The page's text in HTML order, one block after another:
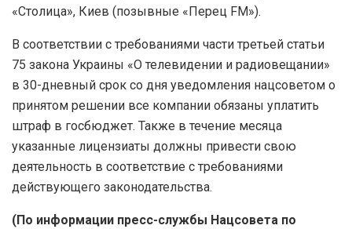
«Столица», Киев (позывные «Перец FM»).
В соответствии с требованиями части третьей статьи
75 закона Украины «О телевидении и радиовещании»
в 30-дневный срок со дня уведомления нацсоветом о
принятом решении все компании обязаны уплатить
штраф в госбюджет. Также в течение месяца
указанные лицензиаты должны привести свою
деятельность в соответствие с требованиями
действующего законодательства.
(По информации пресс-службы Нацсовета по